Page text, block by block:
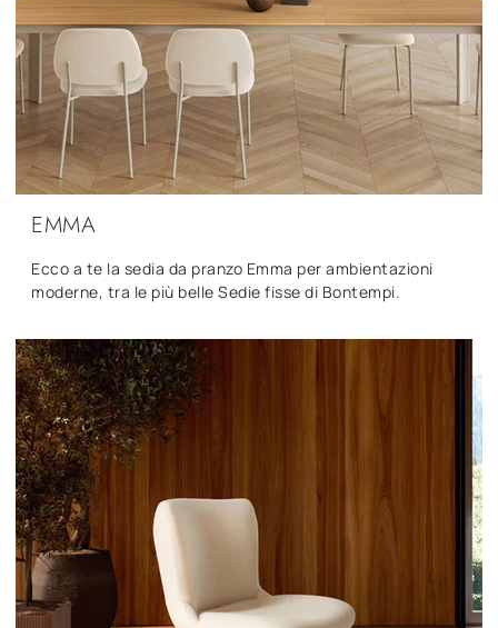
EMMA
Ecco a te la sedia da pranzo Emma per ambientazioni
moderne, tra le più belle Sedie fisse di Bontempi.